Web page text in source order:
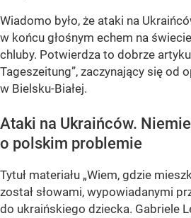
Wiadomo było, że ataki na
w końcu głośnym echem na
chluby. Potwierdza to dobrze
Tageszeitung”, zaczynający się od
w Bielsku-Białej.
Ataki na Ukraińców.
o polskim problemie
Tytuł materiału „Wiem, gdzie
został słowami, wypowiadanymi
do ukraińskiego dziecka. Gabriele